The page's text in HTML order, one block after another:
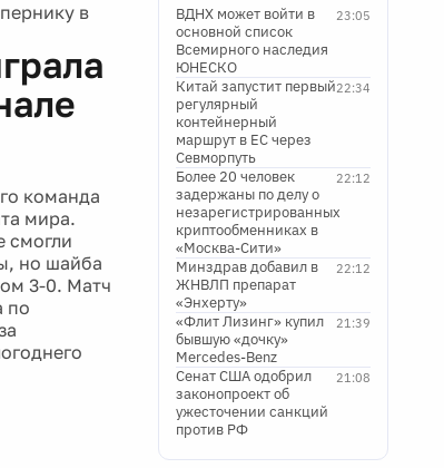
в
команда
мира.
смогли
но шайба
3-0. Матч
по
23:05
ВДНХ может войти в
основной список
Всемирного наследия
ЮНЕСКО
22:34
Китай запустит первый
регулярный
контейнерный
маршрут в ЕС через
Севморпуть
22:12
Более 20 человек
задержаны по делу о
незарегистрированных
криптообменниках в
«Москва-Сити»
22:12
Минздрав добавил в
ЖНВЛП препарат
«Энхерту»
21:39
«Флит Лизинг» купил
бывшую «дочку»
Mercedes-Benz
21:08
Сенат США одобрил
законопроект об
ужесточении санкций
против РФ